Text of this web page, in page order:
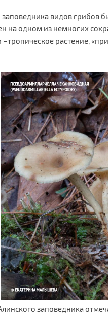
видов грибов
на одном из немногих
растение,
заповедника